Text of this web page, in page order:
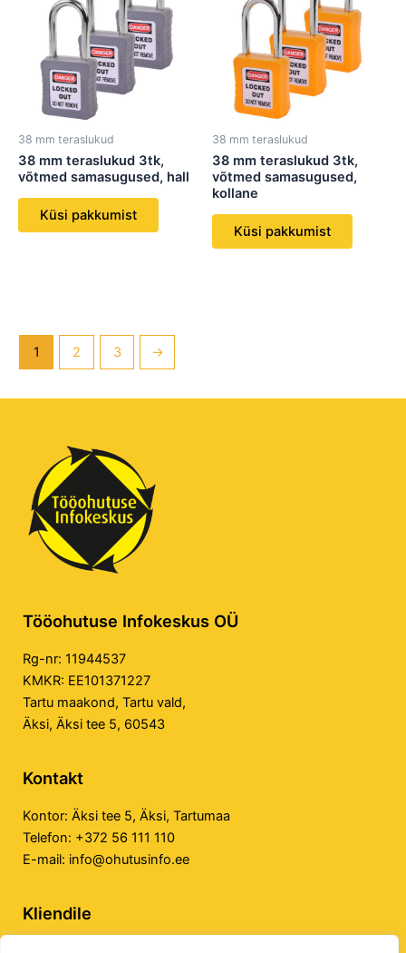
38 mm teraslukud
38 mm teraslukud 3tk,
võtmed samasugused, hall
Küsi pakkumist
38 mm teraslukud
38 mm teraslukud 3tk,
võtmed samasugused,
kollane
Küsi pakkumist
1 2 3 →
Tööohutuse Infokeskus OÜ
Rg-nr: 11944537
KMKR: EE101371227
Tartu maakond, Tartu vald,
Äksi, Äksi tee 5, 60543
Kontakt
Kontor: Äksi tee 5, Äksi, Tartumaa
Telefon: +372 56 111 110
E-mail: info@ohutusinfo.ee
Kliendile